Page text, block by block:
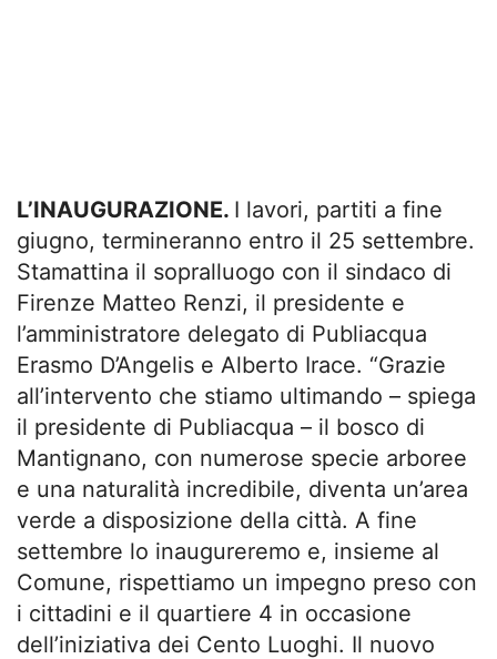
L’INAUGURAZIONE. I lavori, partiti a fine
giugno, termineranno entro il 25 settembre.
Stamattina il sopralluogo con il sindaco di
Firenze Matteo Renzi, il presidente e
l’amministratore delegato di Publiacqua
Erasmo D’Angelis e Alberto Irace. “Grazie
all’intervento che stiamo ultimando – spiega
il presidente di Publiacqua – il bosco di
Mantignano, con numerose specie arboree
e una naturalità incredibile, diventa un’area
verde a disposizione della città. A fine
settembre lo inaugureremo e, insieme al
Comune, rispettiamo un impegno preso con
i cittadini e il quartiere 4 in occasione
dell’iniziativa dei Cento Luoghi. Il nuovo